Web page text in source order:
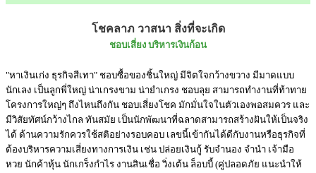
โชคลาภ วาสนา สิ่งที่จะเกิด
ชอบเสี่ยง บริหารเงินก้อน
"หาเงินเก่ง ธุรกิจสีเทา" ชอบซื้อของชิ้นใหญ่ มีจิตใจกว้างขวาง มีมาดแบบ
นักเลง เป็นลูกพี่ใหญ่ น่าเกรงขาม น่ายำเกรง ชอบลุย สามารถทำงานที่ท้าทาย
โครงการใหญ่ๆ ถึงไหนถึงกัน ชอบเสี่ยงโชค มักมั่นใจในตัวเองพอสมควร และ
มีวิสัยทัศน์กว้างไกล ทันสมัย เป็นนักพัฒนาที่ฉลาดสามารถสร้างฝันให้เป็นจริง
ได้ ด้านความรักควรใช้สติอย่างรอบคอบ เลขนี้เข้ากันได้ดีกับงานหรือธุรกิจที่
ต้องบริหารความเสี่ยงทางการเงิน เช่น ปล่อยเงินกู้ รับจำนอง จำนำ เจ้ามือ
หวย นักค้าหุ้น นักเกร็งกำไร งานสินเชื่อ วิ่งเต้น ล็อบบี้ (คู่ปลอดภัย แนะนำให้